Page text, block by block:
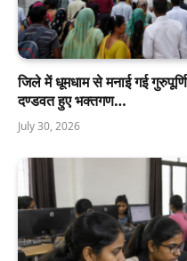
जिले में धूमधाम से मनाई गई
दण्डवत हुए भक्तगण…
July 30, 2026